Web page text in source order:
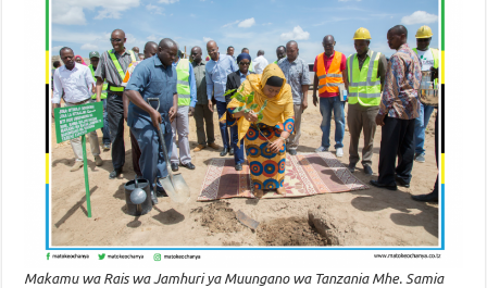
Makamu wa Rais wa Jamhuri ya Muungano wa Tanzania Mhe. Samia